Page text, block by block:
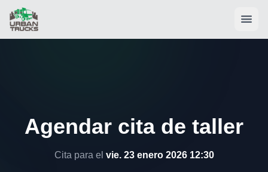
Agendar cita de taller
Cita para el vie. 23 enero 2026 12:30